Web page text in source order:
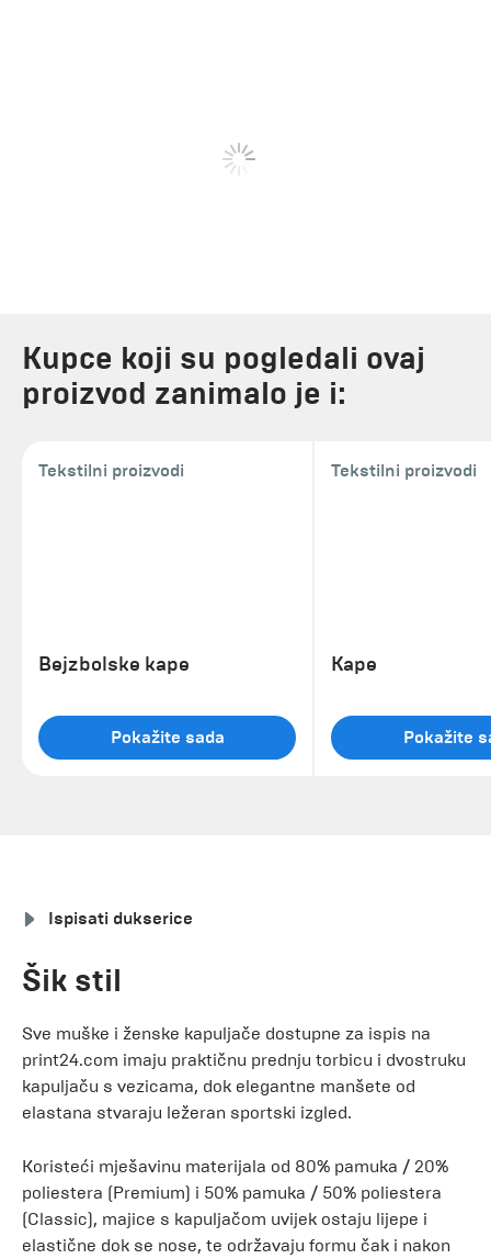
Kupce koji su pogledali ovaj
proizvod zanimalo je i:
Tekstilni proizvodi
Bejzbolske kape
Pokažite sada
Tekstilni proizvodi
Kape
Pokažite
Ispisati dukserice
Šik stil
Sve muške i ženske kapuljače dostupne za ispis na
print24.com imaju praktičnu prednju torbicu i dvostruku
kapuljaču s vezicama, dok elegantne manšete od
elastana stvaraju ležeran sportski izgled.
Koristeći mješavinu materijala od 80% pamuka / 20%
poliestera (Premium) i 50% pamuka / 50% poliestera
(Classic), majice s kapuljačom uvijek ostaju lijepe i
elastične dok se nose, te održavaju formu čak i nakon